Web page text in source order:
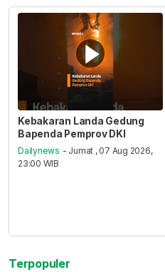
Kebakaran Landa Gedung
Bapenda Pemprov DKI
Dailynews - Jumat , 07 Aug 2026,
23:00 WIB
Terpopuler